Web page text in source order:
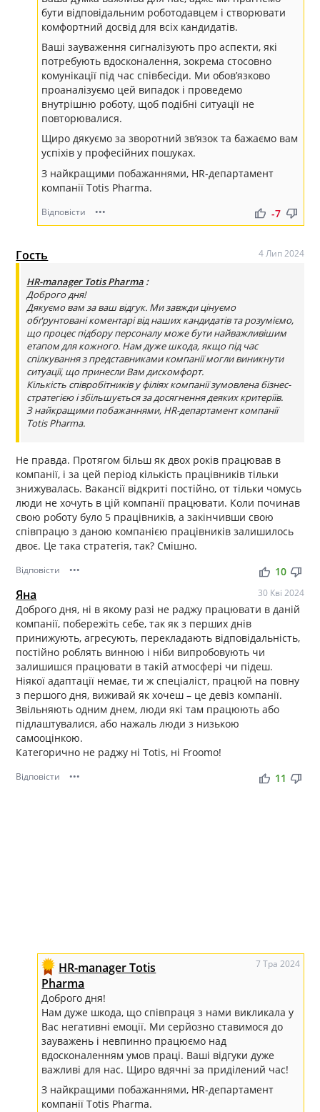
бути відповідальним роботодавцем і створювати
комфортний досвід для всіх кандидатів.
Ваші зауваження сигналізують про аспекти, які
потребують вдосконалення, зокрема стосовно
комунікації під час співбесіди. Ми обов’язково
проаналізуємо цей випадок і проведемо
внутрішню роботу, щоб подібні ситуації не
повторювалися.
Щиро дякуємо за зворотний зв’язок та бажаємо вам
успіхів у професійних пошуках.
З найкращими побажаннями, HR-департамент
компанії Totis Pharma.
Відповісти ••• thumb_up thumb_down
-7
Гость 4 Лип 2024
HR-manager Totis Pharma :
Доброго дня!
Дякуємо вам за ваш відгук. Ми завжди цінуємо
обґрунтовані коментарі від наших кандидатів та розуміємо,
що процес підбору персоналу може бути найважливішим
етапом для кожного. Нам дуже шкода, якщо під час
спілкування з представниками компанії могли виникнути
ситуації, що принесли Вам дискомфорт.
Кількість співробітників у філіях компанії зумовлена ​​бізнес-
стратегією і збільшується за досягнення деяких критеріїв.
З найкращими побажаннями, HR-департамент компанії
Totis Pharma.
Не правда. Протягом більш як двох років працював в
компанії, і за цей період кількість працівників тільки
знижувалась. Вакансії відкриті постійно, от тільки чомусь
люди не хочуть в цій компанії працювати. Коли починав
свою роботу було 5 працівників, а закінчивши свою
співпрацю з даною компанією працівників залишилось
двоє. Це така стратегія, так? Смішно.
Відповісти ••• thumb_up thumb_down
10
Яна 30 Кві 2024
Доброго дня, ні в якому разі не раджу працювати в даній
компанії, побережіть себе, так як з перших днів
принижують, агресують, перекладають відповідальність,
постійно роблять винною і ніби випробовують чи
залишишся працювати в такій атмосфері чи підеш.
Ніякої адаптації немає, ти ж спеціаліст, працюй на повну
з першого дня, виживай як хочеш – це девіз компанії.
Звільняють одним днем, люди які там працюють або
підлаштувалися, або нажаль люди з низькою
самооцінкою.
Категорично не раджу ні Totis, ні Froomo!
Відповісти ••• thumb_up thumb_down
11
HR-manager Totis
Pharma
7 Тра 2024
Доброго дня!
Нам дуже шкода, що співпраця з нами викликала у
Вас негативні емоції. Ми серйозно ставимося до
зауважень і невпинно працюємо над
вдосконаленням умов праці. Ваші відгуки дуже
важливі для нас. Щиро вдячні за приділений час!
З найкращими побажаннями, HR-департамент
компанії Totis Pharma.